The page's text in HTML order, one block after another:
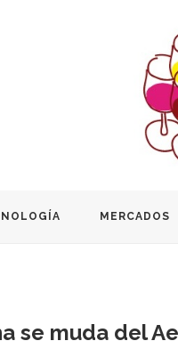
MERCADOS
se muda del